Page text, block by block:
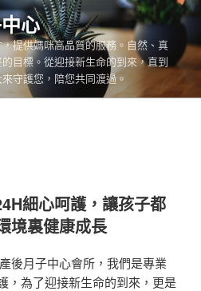
心
提供媽咪高品質的服務。自然、真
目標。從迎接新生命的到來，直到
守護您，陪您共同渡過。
細心呵護，讓孩子都
境裏健康成長
後月子中心會所，我們是專業
，為了迎接新生命的到來，更是